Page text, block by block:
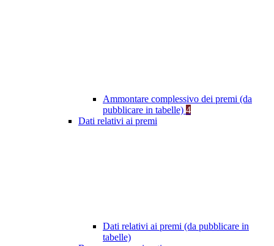
Ammontare complessivo dei premi (da
pubblicare in tabelle) 4
Dati relativi ai premi
Dati relativi ai premi (da pubblicare in
tabelle)